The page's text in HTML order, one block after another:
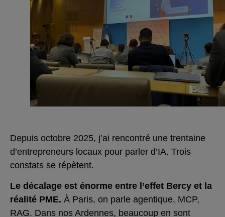
Depuis octobre 2025, j’ai rencontré une trentaine
d’entrepreneurs locaux pour parler d’IA. Trois
constats se répètent.
Le décalage est énorme entre l’effet Bercy et la
réalité PME. À Paris, on parle agentique, MCP,
RAG. Dans nos Ardennes, beaucoup en sont